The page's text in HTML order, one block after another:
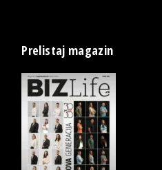
Prelistaj magazin